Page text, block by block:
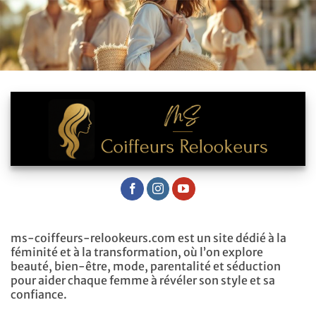
ms-coiffeurs-relookeurs.com est un site dédié à la
féminité et à la transformation, où l’on explore
beauté, bien-être, mode, parentalité et séduction
pour aider chaque femme à révéler son style et sa
confiance.